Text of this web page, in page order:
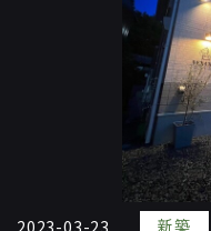
新築